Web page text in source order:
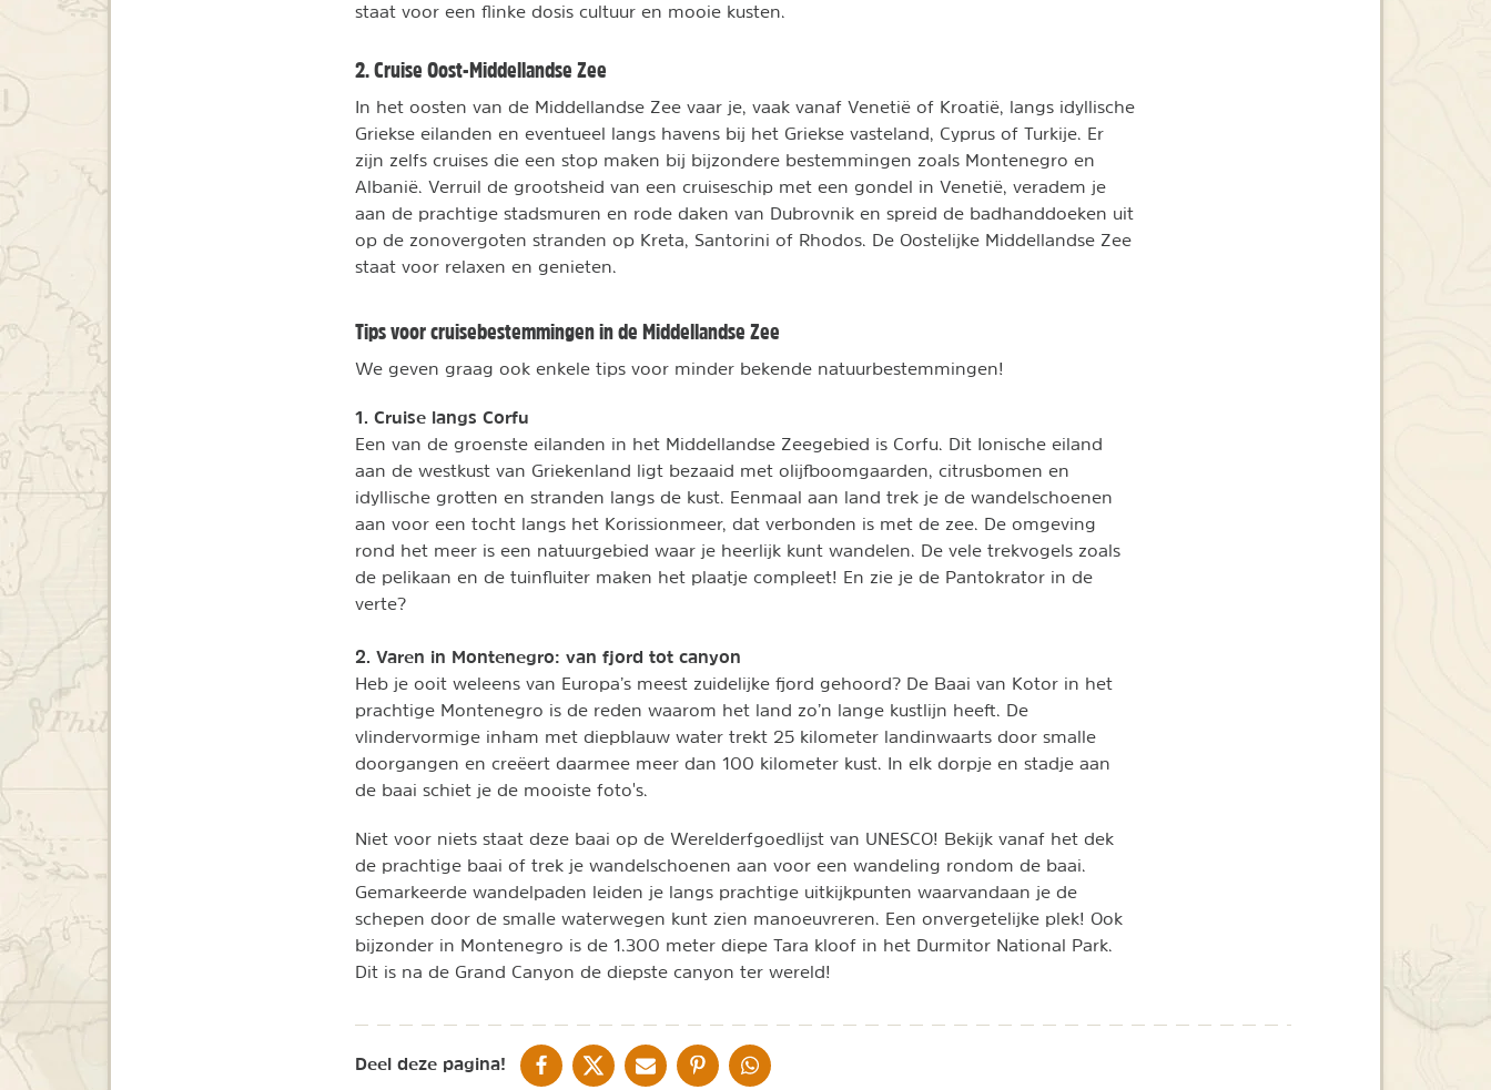
staat voor een flinke dosis cultuur en mooie kusten.
2. Cruise Oost-Middellandse Zee
In het oosten van de Middellandse Zee vaar je, vaak vanaf Venetië of Kroatië, langs idyllische
Griekse eilanden en eventueel langs havens bij het Griekse vasteland, Cyprus of Turkije. Er
zijn zelfs cruises die een stop maken bij bijzondere bestemmingen zoals Montenegro en
Albanië. Verruil de grootsheid van een cruiseschip met een gondel in Venetië, veradem je
aan de prachtige stadsmuren en rode daken van Dubrovnik en spreid de badhanddoeken uit
op de zonovergoten stranden op Kreta, Santorini of Rhodos. De Oostelijke Middellandse Zee
staat voor relaxen en genieten.
Tips voor cruisebestemmingen in de Middellandse Zee
We geven graag ook enkele tips voor minder bekende natuurbestemmingen!
1. Cruise langs Corfu
Een van de groenste eilanden in het Middellandse Zeegebied is Corfu. Dit Ionische eiland
aan de westkust van Griekenland ligt bezaaid met olijfboomgaarden, citrusbomen en
idyllische grotten en stranden langs de kust. Eenmaal aan land trek je de wandelschoenen
aan voor een tocht langs het Korissionmeer, dat verbonden is met de zee. De omgeving
rond het meer is een natuurgebied waar je heerlijk kunt wandelen. De vele trekvogels zoals
de pelikaan en de tuinfluiter maken het plaatje compleet! En zie je de Pantokrator in de
verte?
2. Varen in Montenegro: van fjord tot canyon
Heb je ooit weleens van Europa’s meest zuidelijke fjord gehoord? De Baai van Kotor in het
prachtige Montenegro is de reden waarom het land zo’n lange kustlijn heeft. De
vlindervormige inham met diepblauw water trekt 25 kilometer landinwaarts door smalle
doorgangen en creëert daarmee meer dan 100 kilometer kust. In elk dorpje en stadje aan
de baai schiet je de mooiste foto's.
Niet voor niets staat deze baai op de Werelderfgoedlijst van UNESCO! Bekijk vanaf het dek
de prachtige baai of trek je wandelschoenen aan voor een wandeling rondom de baai.
Gemarkeerde wandelpaden leiden je langs prachtige uitkijkpunten waarvandaan je de
schepen door de smalle waterwegen kunt zien manoeuvreren. Een onvergetelijke plek! Ook
bijzonder in Montenegro is de 1.300 meter diepe Tara kloof in het Durmitor National Park.
Dit is na de Grand Canyon de diepste canyon ter wereld!
Deel deze pagina! DELEN OP FACEBOOK
DELEN OP XDELEN VIA DE MAIL
DELEN OP PINTEREST
DELEN OP WHATSAPP